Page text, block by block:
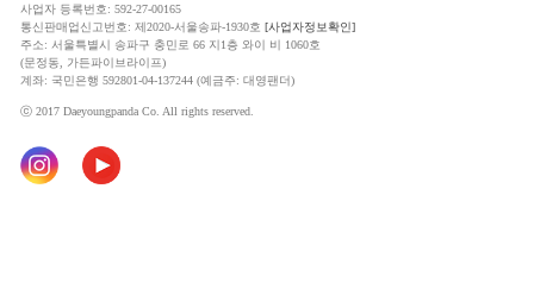
사업자 등록번호: 592-27-00165
통신판매업신고번호: 제2020-서울송파-1930호 [사업자정보확인]
주소: 서울특별시 송파구 충민로 66 지1층 와이 비 1060호
(문정동, 가든파이브라이프)
계좌: 국민은행 592801-04-137244 (예금주: 대영팬더)
ⓒ 2017 Daeyoungpanda Co. All rights reserved.